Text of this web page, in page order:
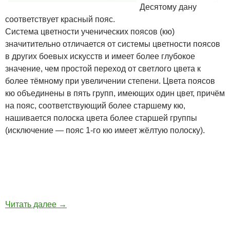
Десятому дану
соответствует красный пояс.
Система цветности ученических поясов (кю)
значитительно отличается от системы цветности поясов
в других боевых искусств и имеет более глубокое
значение, чем простой переход от светлого цвета к
более тёмному при увеличении степени. Цвета поясов
кю объединены в пять групп, имеющих один цвет, причём
на пояс, соответствующий более старшему кю,
нашивается полоска цвета более старшей группы
(исключение — пояс 1-го кю имеет жёлтую полоску).
Читать далее →